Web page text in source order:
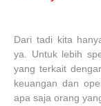
Dari tadi kita
ya. Untuk lebih
yang terkait
keuangan dan
apa saja orang